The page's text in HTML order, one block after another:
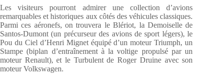
Les visiteurs pourront admirer une collection d’avions
remarquables et historiques aux côtés des véhicules classiques.
Parmi ces aéronefs, on trouvera le Blériot, la Demoiselle de
Santos-Dumont (un précurseur des avions de sport légers), le
Pou du Ciel d’Henri Mignet équipé d’un moteur Triumph, un
Stampe (biplan d’entraînement à la voltige propulsé par un
moteur Renault), et le Turbulent de Roger Druine avec son
moteur Volkswagen.